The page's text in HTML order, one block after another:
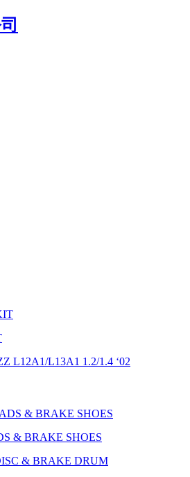
L12A1/L13A1 1.2/1.4 ‘02
& BRAKE SHOES